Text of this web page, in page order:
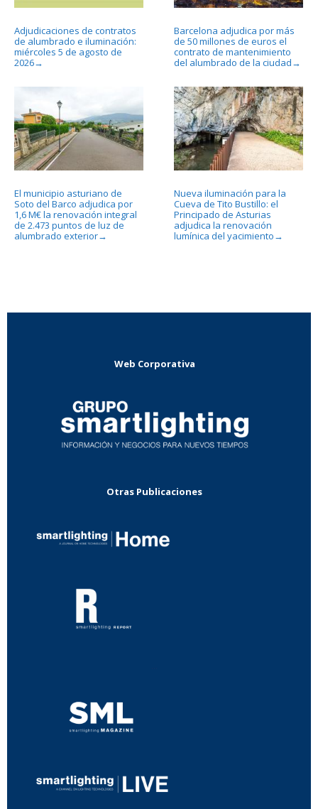
Adjudicaciones de contratos
de alumbrado e iluminación:
miércoles 5 de agosto de
2026→
Barcelona adjudica por más
de 50 millones de euros el
contrato de mantenimiento
del alumbrado de la ciudad →
El municipio asturiano de
Soto del Barco adjudica por
1,6 M€ la renovación integral
de 2.473 puntos de luz de
alumbrado exterior→
Nueva iluminación para la
Cueva de Tito Bustillo: el
Principado de Asturias
adjudica la renovación
lumínica del yacimiento →
Web Corporativa
Otras Publicaciones